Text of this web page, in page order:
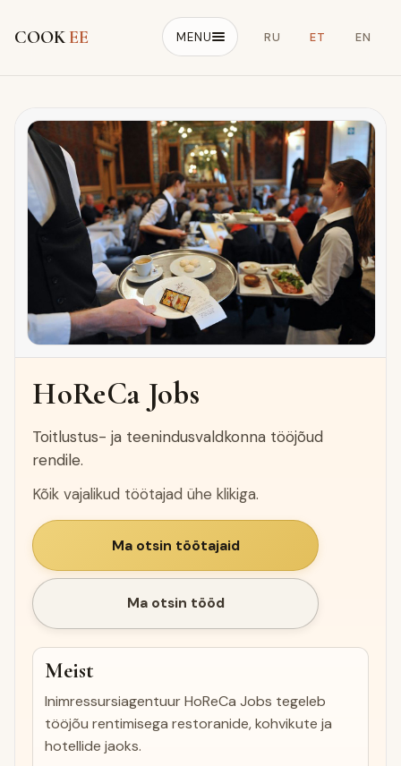
COOK EE MENU RU ET EN
HoReCa Jobs
Toitlustus- ja teenindusvaldkonna tööjõud
rendile.
Kõik vajalikud töötajad ühe klikiga.
Ma otsin töötajaid
Ma otsin tööd
Meist
Inimressursiagentuur HoReCa Jobs tegeleb
tööjõu rentimisega restoranide, kohvikute ja
hotellide jaoks.